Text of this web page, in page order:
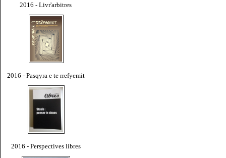
2016 - Livr'arbitres
2016 - Pasqyra e te rrefyemit
2016 - Perspectives libres